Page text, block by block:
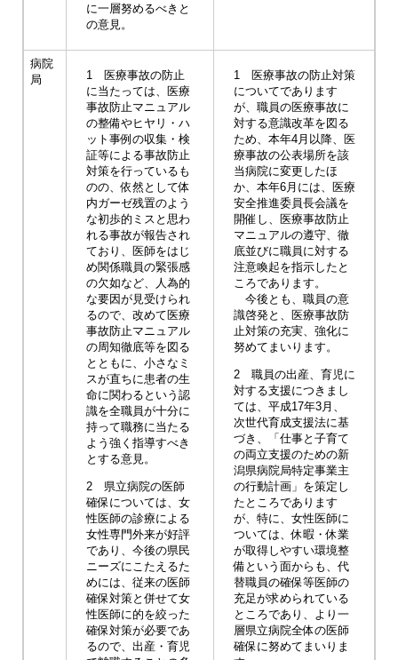
に一層努めるべきと
の意見。
病院
局
1 医療事故の防止
に当たっては、医療
事故防止マニュアル
の整備やヒヤリ・ハ
ット事例の収集・検
証等による事故防止
対策を行っているも
のの、依然として体
内ガーゼ残置のよう
な初歩的ミスと思わ
れる事故が報告され
ており、医師をはじ
め関係職員の緊張感
の欠如など、人為的
な要因が見受けられ
るので、改めて医療
事故防止マニュアル
の周知徹底等を図る
とともに、小さなミ
スが直ちに患者の生
命に関わるという認
識を全職員が十分に
持って職務に当たる
よう強く指導すべき
とする意見。
2 県立病院の医師
確保については、女
性医師の診療による
女性専門外来が好評
であり、今後の県民
ニーズにこたえるた
めには、従来の医師
確保対策と併せて女
性医師に的を絞った
確保対策が必要であ
るので、出産・育児
1 医療事故の防止対策
についてであります
が、職員の医療事故に
対する意識改革を図る
ため、本年4月以降、医
療事故の公表場所を該
当病院に変更したほ
か、本年6月には、医療
安全推進委員長会議を
開催し、医療事故防止
マニュアルの遵守、徹
底並びに職員に対する
注意喚起を指示したと
ころであります。
今後とも、職員の意
識啓発と、医療事故防
止対策の充実、強化に
努めてまいります。
2 職員の出産、育児に
対する支援につきまし
ては、平成17年3月、
次世代育成支援法に基
づき、「仕事と子育て
の両立支援のための新
潟県病院局特定事業主
の行動計画」を策定し
たところであります
が、特に、女性医師に
ついては、休暇・休業
が取得しやすい環境整
備という面からも、代
替職員の確保等医師の
充足が求められている
ところであり、より一
層県立病院全体の医師
確保に努めてまいりま